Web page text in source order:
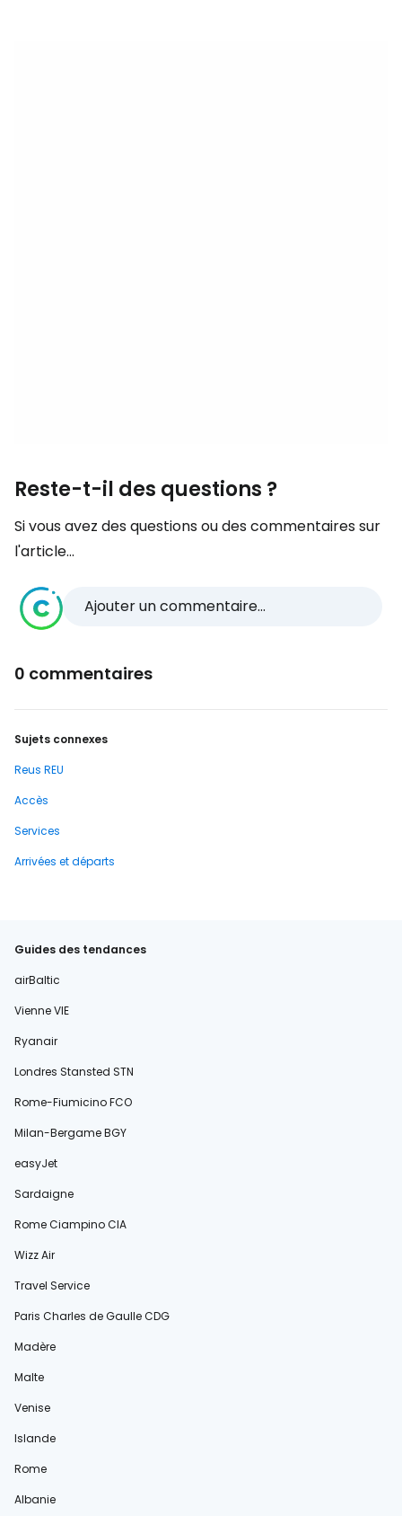
Reste-t-il des questions ?
Si vous avez des questions ou des commentaires sur
l'article...
Ajouter un commentaire...
0 commentaires
Sujets connexes
Reus REU
Accès
Services
Arrivées et départs
Guides des tendances
airBaltic
Vienne VIE
Ryanair
Londres Stansted STN
Rome-Fiumicino FCO
Milan-Bergame BGY
easyJet
Sardaigne
Rome Ciampino CIA
Wizz Air
Travel Service
Paris Charles de Gaulle CDG
Madère
Malte
Venise
Islande
Rome
Albanie